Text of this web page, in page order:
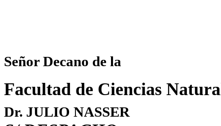
Señor Decano de la
Facultad de Ciencias
Dr. JULIO NASSER